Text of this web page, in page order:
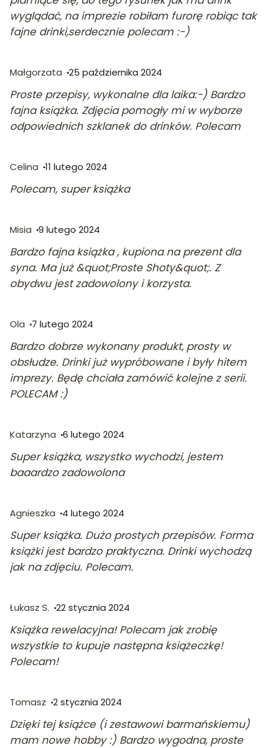
wyglądać, na imprezie robiłam furorę robiąc tak
fajne drinki,serdecznie polecam :-)
Małgorzata 25 października 2024
Proste przepisy, wykonalne dla laika:-) Bardzo
fajna książka. Zdjęcia pomogły mi w wyborze
odpowiednich szklanek do drinków. Polecam
Celina 11 lutego 2024
Polecam, super książka
Misia 9 lutego 2024
Bardzo fajna książka , kupiona na prezent dla
syna. Ma już &quot;Proste Shoty&quot;. Z
obydwu jest zadowolony i korzysta.
Ola 7 lutego 2024
Bardzo dobrze wykonany produkt, prosty w
obsłudze. Drinki już wypróbowane i były hitem
imprezy. Będę chciała zamówić kolejne z serii.
POLECAM :)
Katarzyna 6 lutego 2024
Super książka, wszystko wychodzi, jestem
baaardzo zadowolona
Agnieszka 4 lutego 2024
Super książka. Dużo prostych przepisów. Forma
książki jest bardzo praktyczna. Drinki wychodzą
jak na zdjęciu. Polecam.
Łukasz S. 22 stycznia 2024
Książka rewelacyjna! Polecam jak zrobię
wszystkie to kupuje następna książeczkę!
Polecam!
Tomasz 2 stycznia 2024
Dzięki tej książce (i zestawowi barmańskiemu)
mam nowe hobby :) Bardzo wygodna, proste